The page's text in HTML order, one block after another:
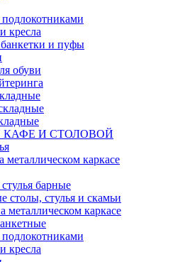
подлокотниками
кресла
и пуфы
обуви
КАФЕ И СТОЛОВОЙ
металлическом каркасе
барные
столы, стулья и скамьи
металлическом каркасе
подлокотниками
кресла